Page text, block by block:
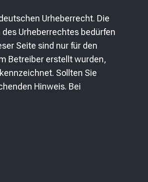
Urheberrecht. Die
Urheberrechtes bedürfen
Seite sind nur für den
Betreiber erstellt wurden,
Sollten Sie
Hinweis. Bei